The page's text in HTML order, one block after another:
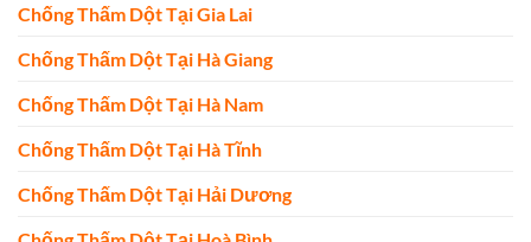
Chống Thấm Dột Tại Gia Lai
Chống Thấm Dột Tại Hà Giang
Chống Thấm Dột Tại Hà Nam
Chống Thấm Dột Tại Hà Tĩnh
Chống Thấm Dột Tại Hải Dương